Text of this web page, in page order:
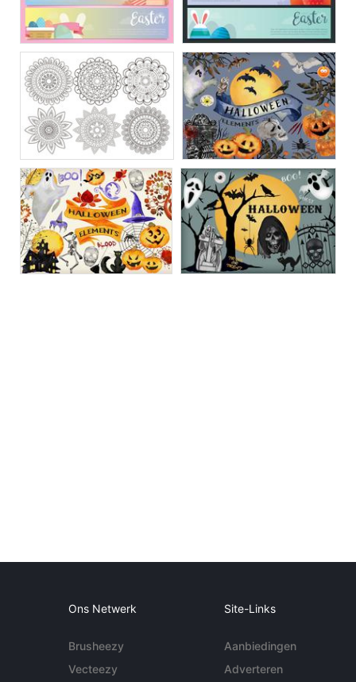
Ons Netwerk
Brusheezy
Vecteezy
Site-Links
Aanbiedingen
Adverteren